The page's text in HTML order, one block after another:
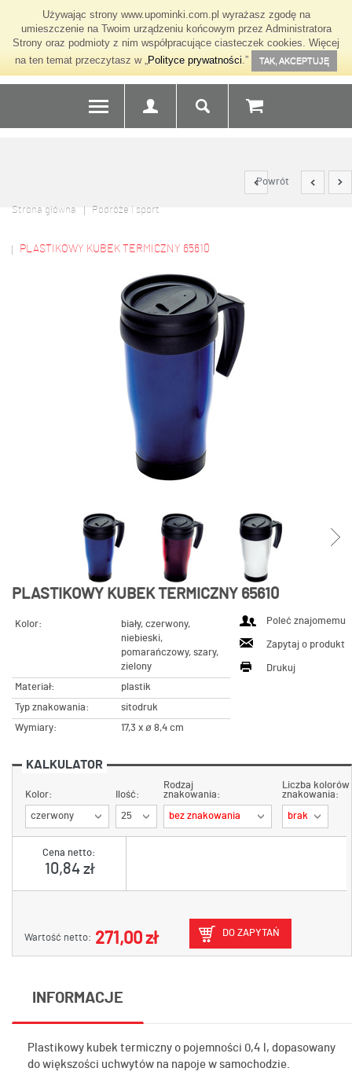
Używając strony www.upominki.com.pl wyrażasz zgodę na
umieszczenie na Twoim urządzeniu końcowym przez Administratora
Strony oraz podmioty z nim współpracujące ciasteczek cookies. Więcej
na ten temat przeczytasz w „Polityce prywatności.” TAK, AKCEPTUJĘ
Powrót
Strona główna Podróże i sport
PLASTIKOWY KUBEK TERMICZNY 65610
PLASTIKOWY KUBEK TERMICZNY 65610
Kolor:
biały, czerwony,
niebieski,
pomarańczowy, szary,
zielony
Materiał:
plastik
Typ znakowania:
sitodruk
Wymiary:
17,3 x ø 8,4 cm
Poleć znajomemu
Zapytaj o produkt
Drukuj
KALKULATOR
Cena netto:
10,84 zł
Wartość netto: 271,00 zł DO ZAPYTAŃ
Kolor:
czerwony
Ilość:
25
Rodzaj
znakowania:
bez znakowania
Liczba kolorów
znakowania:
brak
INFORMACJE
Plastikowy kubek termiczny o pojemności 0,4 l, dopasowany
do większości uchwytów na napoje w samochodzie.